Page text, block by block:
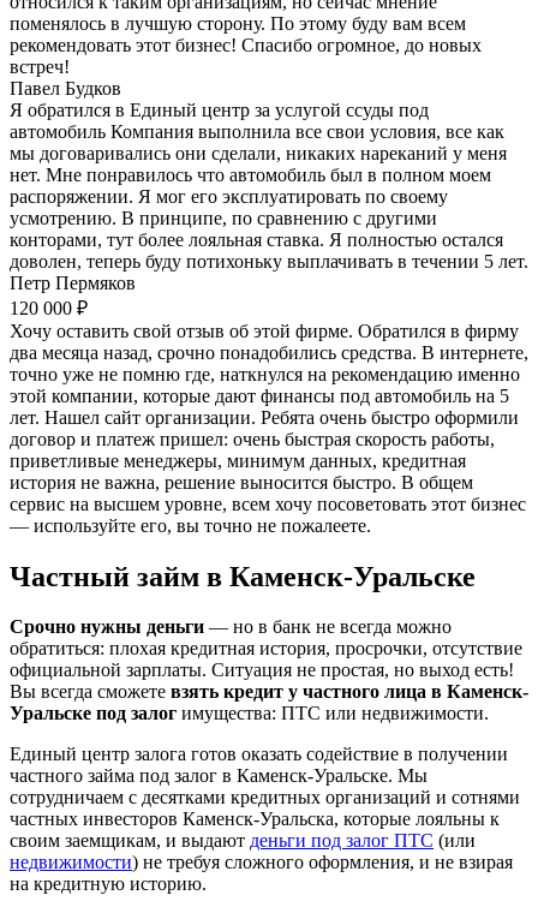
поменялось в лучшую сторону. По этому буду вам всем
рекомендовать этот бизнес! Спасибо огромное, до новых
встреч!
Павел Будков
Я обратился в Единый центр за услугой ссуды под
автомобиль Компания выполнила все свои условия, все как
мы договаривались они сделали, никаких нареканий у меня
нет. Мне понравилось что автомобиль был в полном моем
распоряжении. Я мог его эксплуатировать по своему
усмотрению. В принципе, по сравнению с другими
конторами, тут более лояльная ставка. Я полностью остался
доволен, теперь буду потихоньку выплачивать в течении 5 лет.
Петр Пермяков
120 000 ₽
Хочу оставить свой отзыв об этой фирме. Обратился в фирму
два месяца назад, срочно понадобились средства. В интернете,
точно уже не помню где, наткнулся на рекомендацию именно
этой компании, которые дают финансы под автомобиль на 5
лет. Нашел сайт организации. Ребята очень быстро оформили
договор и платеж пришел: очень быстрая скорость работы,
приветливые менеджеры, минимум данных, кредитная
история не важна, решение выносится быстро. В общем
сервис на высшем уровне, всем хочу посоветовать этот бизнес
— используйте его, вы точно не пожалеете.
Частный займ в Каменск-Уральске
Срочно нужны деньги — но в банк не всегда можно
обратиться: плохая кредитная история, просрочки, отсутствие
официальной зарплаты. Ситуация не простая, но выход есть!
Вы всегда сможете взять кредит у частного лица в Каменск-
Уральске под залог имущества: ПТС или недвижимости.
Единый центр залога готов оказать содействие в получении
частного займа под залог в Каменск-Уральске. Мы
сотрудничаем с десятками кредитных организаций и сотнями
частных инвесторов Каменск-Уральска, которые лояльны к
своим заемщикам, и выдают деньги под залог ПТС (или
недвижимости) не требуя сложного оформления, и не взирая
на кредитную историю.